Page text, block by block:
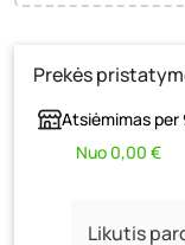
Prekės
Atsiėmimas
Nuo 0,00 €